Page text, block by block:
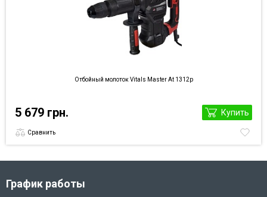
Отбойный молоток Vitals Master At 1312p
5 679 грн. Купить
Сравнить
График работы